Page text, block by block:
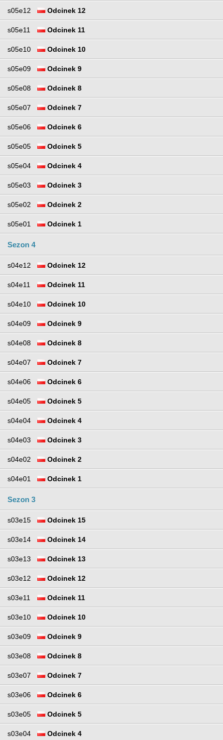
s05e12 Odcinek 12
s05e11 Odcinek 11
s05e10 Odcinek 10
s05e09 Odcinek 9
s05e08 Odcinek 8
s05e07 Odcinek 7
s05e06 Odcinek 6
s05e05 Odcinek 5
s05e04 Odcinek 4
s05e03 Odcinek 3
s05e02 Odcinek 2
s05e01 Odcinek 1
Sezon 4
s04e12 Odcinek 12
s04e11 Odcinek 11
s04e10 Odcinek 10
s04e09 Odcinek 9
s04e08 Odcinek 8
s04e07 Odcinek 7
s04e06 Odcinek 6
s04e05 Odcinek 5
s04e04 Odcinek 4
s04e03 Odcinek 3
s04e02 Odcinek 2
s04e01 Odcinek 1
Sezon 3
s03e15 Odcinek 15
s03e14 Odcinek 14
s03e13 Odcinek 13
s03e12 Odcinek 12
s03e11 Odcinek 11
s03e10 Odcinek 10
s03e09 Odcinek 9
s03e08 Odcinek 8
s03e07 Odcinek 7
s03e06 Odcinek 6
s03e05 Odcinek 5
s03e04 Odcinek 4